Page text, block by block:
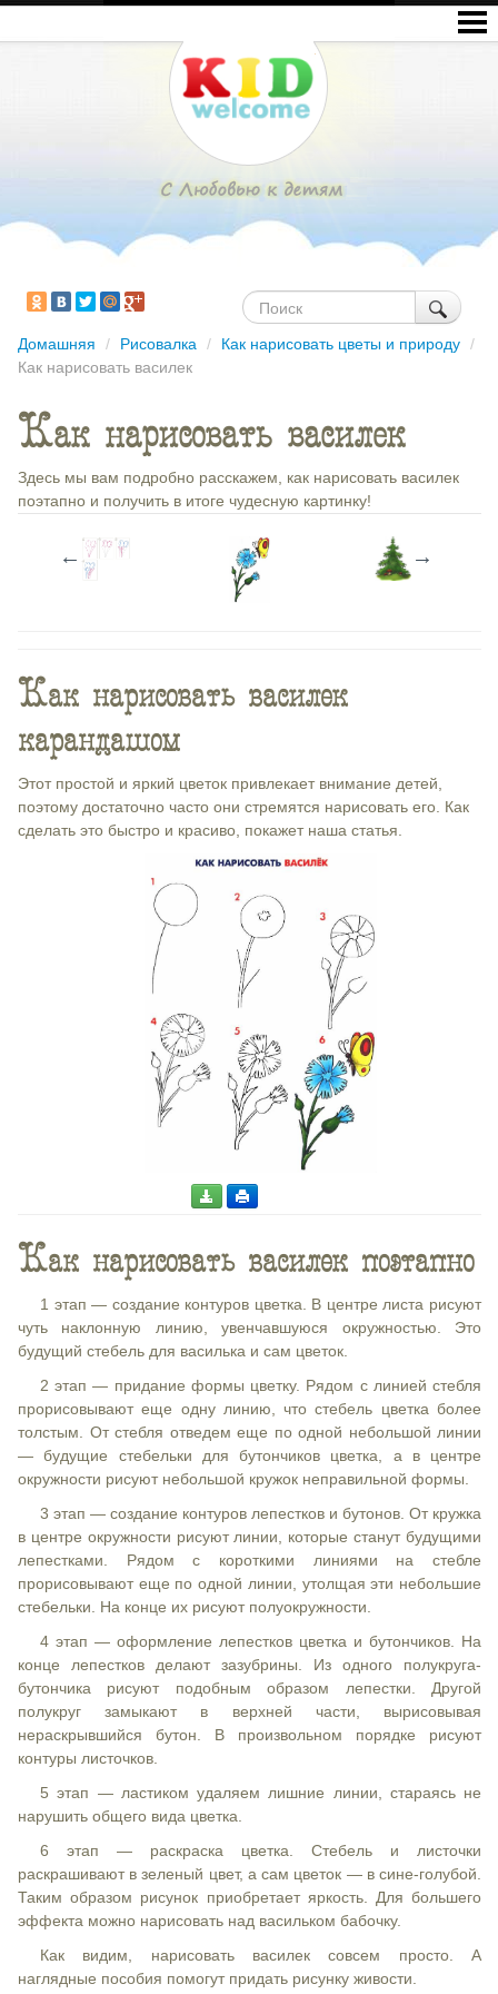
Домашняя / Рисовалка / Как нарисовать цветы и природу /
Как нарисовать василек
Как нарисовать василек
Здесь мы вам подробно расскажем, как нарисовать василек
поэтапно и получить в итоге чудесную картинку!
← →
Как нарисовать василек
карандашом
Этот простой и яркий цветок привлекает внимание детей,
поэтому достаточно часто они стремятся нарисовать его. Как
сделать это быстро и красиво, покажет наша статья.
Как нарисовать василек поэтапно
1 этап — создание контуров цветка. В центре листа рисуют
чуть наклонную линию, увенчавшуюся окружностью. Это
будущий стебель для василька и сам цветок.
2 этап — придание формы цветку. Рядом с линией стебля
прорисовывают еще одну линию, что стебель цветка более
толстым. От стебля отведем еще по одной небольшой линии
— будущие стебельки для бутончиков цветка, а в центре
окружности рисуют небольшой кружок неправильной формы.
3 этап — создание контуров лепестков и бутонов. От кружка
в центре окружности рисуют линии, которые станут будущими
лепестками. Рядом с короткими линиями на стебле
прорисовывают еще по одной линии, утолщая эти небольшие
стебельки. На конце их рисуют полуокружности.
4 этап — оформление лепестков цветка и бутончиков. На
конце лепестков делают зазубрины. Из одного полукруга-
бутончика рисуют подобным образом лепестки. Другой
полукруг замыкают в верхней части, вырисовывая
нераскрывшийся бутон. В произвольном порядке рисуют
контуры листочков.
5 этап — ластиком удаляем лишние линии, стараясь не
нарушить общего вида цветка.
6 этап — раскраска цветка. Стебель и листочки
раскрашивают в зеленый цвет, а сам цветок — в сине-голубой.
Таким образом рисунок приобретает яркость. Для большего
эффекта можно нарисовать над васильком бабочку.
Как видим, нарисовать василек совсем просто. А
наглядные пособия помогут придать рисунку живости.